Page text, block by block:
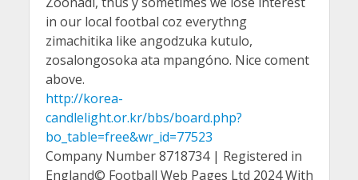
in our local footbal coz everythng
zimachitika like angodzuka kutulo,
zosalongosoka ata mpangóno. Nice coment
above.
http://korea-
candlelight.or.kr/bbs/board.php?
bo_table=free&wr_id=77523
Company Number 8718734 | Registered in
England© Football Web Pages Ltd 2024 With